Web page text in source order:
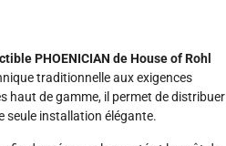
PHOENICIAN de House of Rohl
traditionnelle aux exigences
haut de gamme, il permet de distribuer
seule installation élégante.